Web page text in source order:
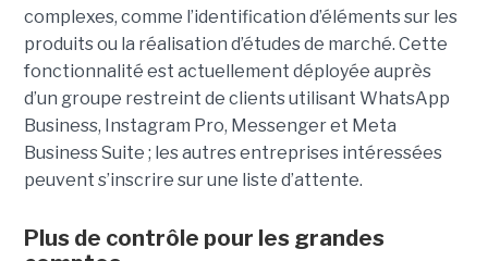
complexes, comme l’identification d’éléments sur les
produits ou la réalisation d’études de marché. Cette
fonctionnalité est actuellement déployée auprès
d’un groupe restreint de clients utilisant WhatsApp
Business, Instagram Pro, Messenger et Meta
Business Suite ; les autres entreprises intéressées
peuvent s’inscrire sur une liste d’attente.
Plus de contrôle pour les grandes